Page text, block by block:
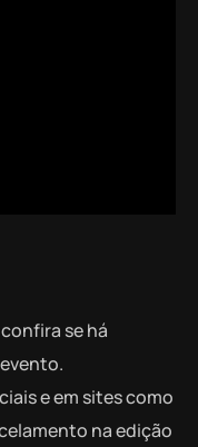
se há
e em sites como
na edição